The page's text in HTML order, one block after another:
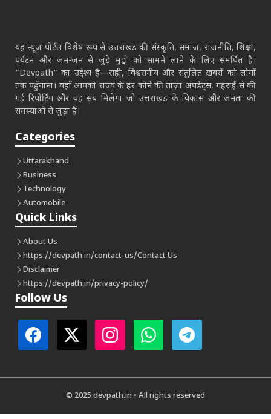
यह न्यूज़ पोर्टल विशेष रूप से उत्तराखंड की संस्कृति, समाज, राजनीति, शिक्षा,
पर्यटन और जन-जन से जुड़े मुद्दों को सामने लाने के लिए समर्पित है।
"Devpath" का उद्देश्य है—सही, विश्वसनीय और संतुलित ख़बरों को लोगों
तक पहुँचाना। यहाँ आपको राज्य के हर कोने की ताज़ा अपडेट्स, गहराई से की
गई रिपोर्टिंग और वह सब मिलेगा जो उत्तराखंड के विकास और जनता की
समस्याओं से जुड़ा है।
Categories
Uttarakhand
Business
Technology
Automobile
Quick Links
About Us
https://devpath.in/contact-us/Contact Us
Disclaimer
https://devpath.in/privacy-policy/
Follow Us
© 2025 devpath.in • All rights reserved